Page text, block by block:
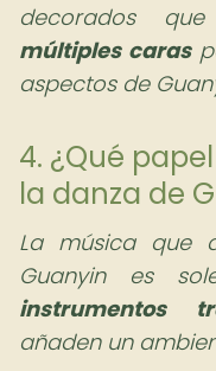
decorados
múltiples caras
aspectos de
4. ¿Qué
la danza de
La música que
Guanyin es
instrumentos
añaden un